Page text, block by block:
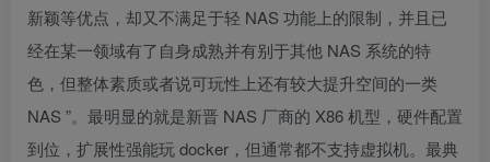
新颖等优点，却又不满足于轻 NAS 功能上的限制，并且已
经在某一领域有了自身成熟并有别于其他 NAS 系统的特
色，但整体素质或者说可玩性上还有较大提升空间的一类
NAS ”。最明显的就是新晋 NAS 厂商的 X86 机型，硬件配置
到位，扩展性强能玩 docker，但通常都不支持虚拟机。最典